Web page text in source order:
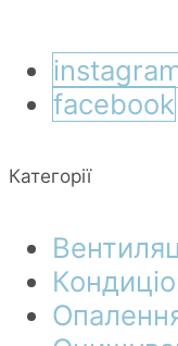
facebook
Категорії